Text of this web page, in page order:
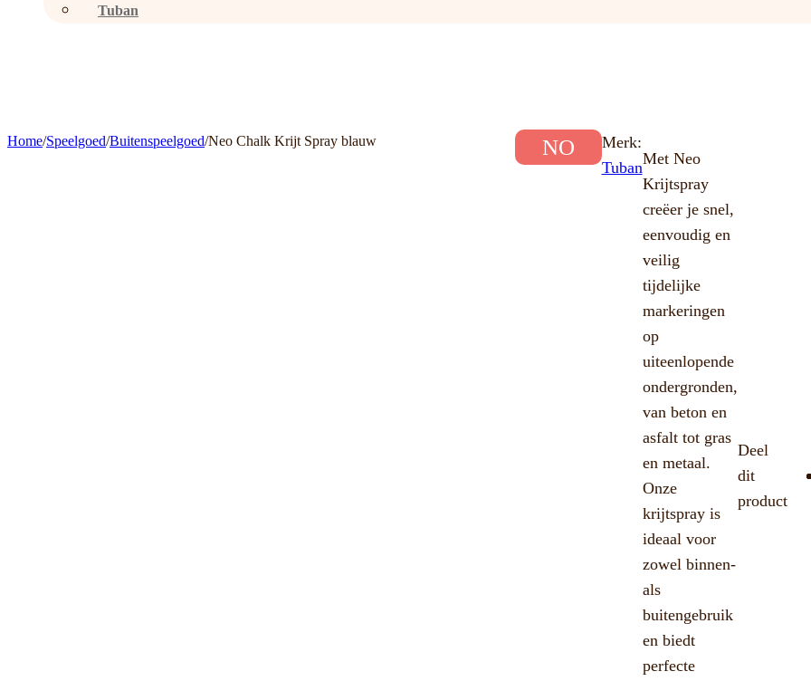
Tuban
Home/Speelgoed/Buitenspeelgoed/Neo Chalk Krijt Spray blauw NO
Merk:
TubanMet Neo
Krijtspray
creëer je snel,
eenvoudig en
veilig
tijdelijke
markeringen
op
uiteenlopende
ondergronden,
van beton en
asfalt tot gras
en metaal.
Onze
krijtspray is
ideaal voor
zowel binnen-
als
buitengebruik
en biedt
perfecte
Deel
dit
product